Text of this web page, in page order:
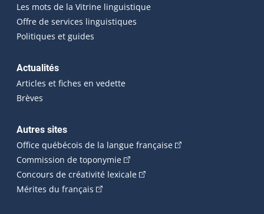
Les mots de la Vitrine linguistique
Offre de services linguistiques
Politiques et guides
Actualités
Articles et fiches en vedette
Brèves
Autres sites
Office québécois de la langue française(Cet hyperlien
Commission de toponymie(Cet hyperlien externe s'ouvrira
Concours de créativité lexicale(Cet hyperlien externe
Mérites du français (Cet hyperlien externe s'ouvrira dans une